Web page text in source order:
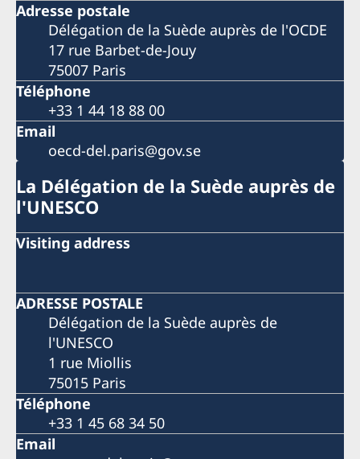
Adresse postale
Délégation de la Suède auprès de l'OCDE
17 rue Barbet-de-Jouy
75007 Paris
Téléphone
+33 1 44 18 88 00
Email
oecd-del.paris@gov.se
La Délégation de la Suède auprès de
l'UNESCO
Visiting address
ADRESSE POSTALE
Délégation de la Suède auprès de
l'UNESCO
1 rue Miollis
75015 Paris
Téléphone
+33 1 45 68 34 50
Email